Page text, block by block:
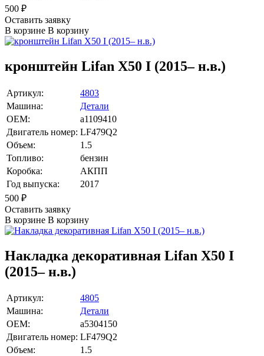
500 ₽
Оставить заявку
В корзине В корзину
кронштейн Lifan X50 I (2015– н.в.)
Артикул:
4803
Машина:
Детали
OEM:
a1109410
Двигатель номер: LF479Q2
Объем:
1.5
Топливо:
бензин
Коробка:
АКПП
Год выпуска:
2017
500 ₽
Оставить заявку
В корзине В корзину
Накладка декоративная Lifan X50 I
(2015– н.в.)
Артикул:
4805
Машина:
Детали
OEM:
a5304150
Двигатель номер: LF479Q2
Объем:
1.5